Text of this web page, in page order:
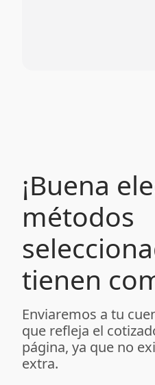
¡Buena
métodos
tienen
Enviaremos a tu
que refleja el
página, ya que no
extra.